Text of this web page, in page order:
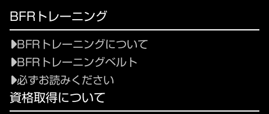
BFRトレーニング
BFRトレーニングについて
BFRトレーニングベルト
必ずお読みください
資格取得について